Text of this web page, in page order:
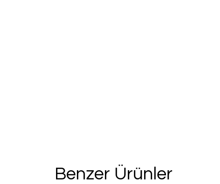
Benzer Ürünler